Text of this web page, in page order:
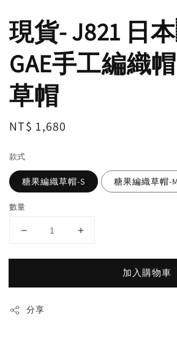
現貨- J821 日
GAE手工編織
草帽
Regular
NT$ 1,680
款式
糖果編織草帽-S 糖果編織草帽-M
數量
加入購物車
分享